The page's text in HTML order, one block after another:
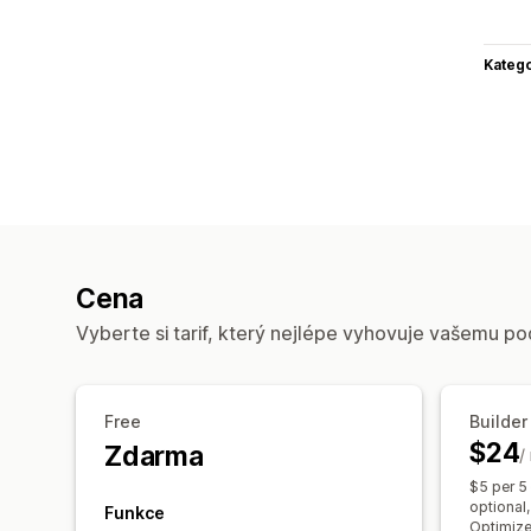
Cena
Vyberte si tarif, který nejlépe vyhovuje vašemu
Free
Zdarma
Funkce
Builder
$24/
$5 per 5